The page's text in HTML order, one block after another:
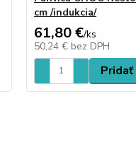
cm /indukcia/
61,80 €/ks
50,24 € bez DPH
Pridať